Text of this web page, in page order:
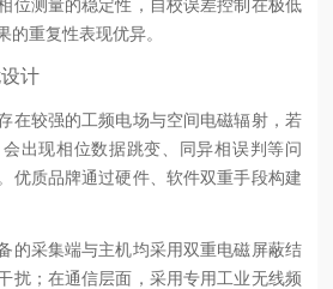
位测量的稳定性，自校误差控制在极低
的重复性表现优异。
计
在较强的工频电场与空间电磁辐射，若
出现相位数据跳变、同异相误判等问
优质品牌通过硬件、软件双重手段构建
的采集端与主机均采用双重电磁屏蔽结
扰；在通信层面，采用专用工业无线频